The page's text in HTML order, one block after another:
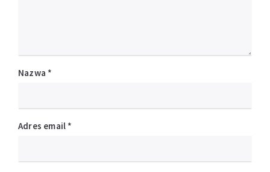
Nazwa *
Adres email *